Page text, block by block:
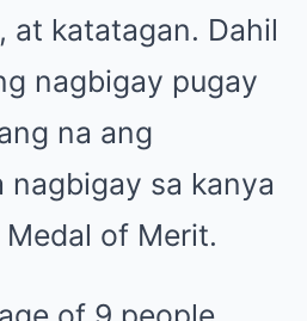
at katatagan. Dahil
nagbigay pugay
na ang
nagbigay sa kanya
of Merit.